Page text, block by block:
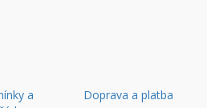
a
Doprava a platba